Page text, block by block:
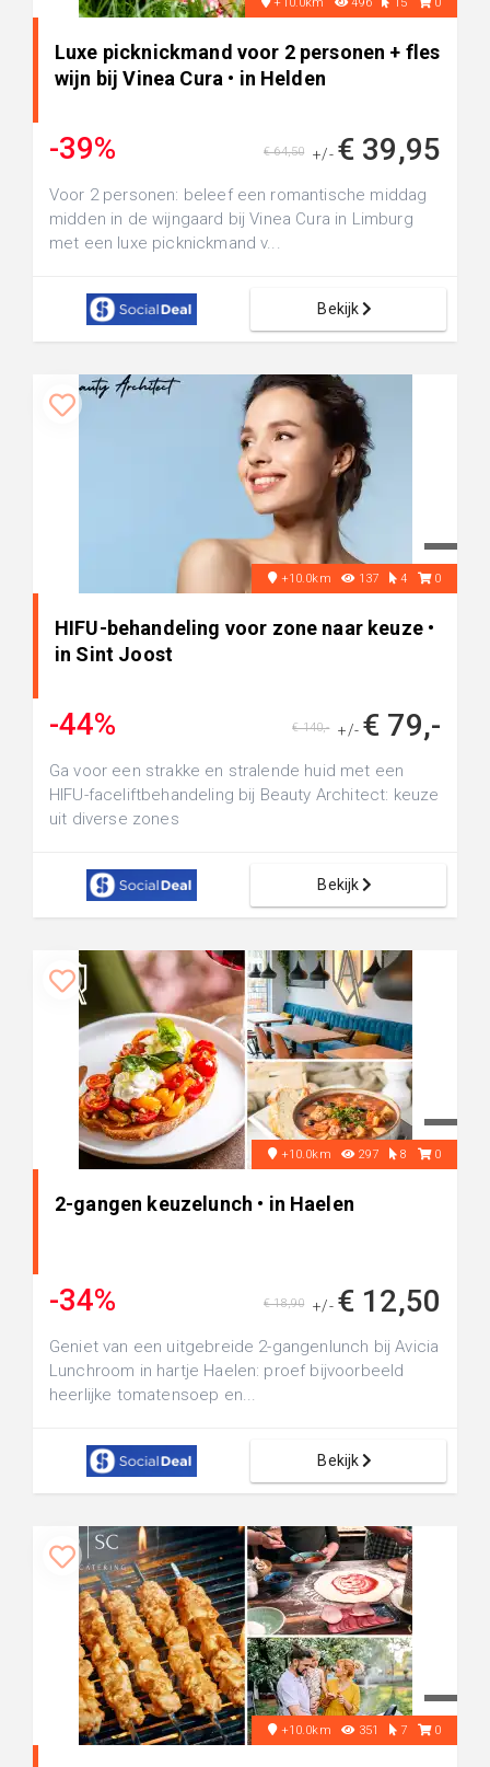
Luxe picknickmand voor 2 personen + fles
wijn bij Vinea Cura • in Helden
-39% +/- € 39,95
€ 64,50
Voor 2 personen: beleef een romantische middag
midden in de wijngaard bij Vinea Cura in Limburg
met een luxe picknickmand v...
Bekijk
+10.0km 137 4 0
HIFU-behandeling voor zone naar keuze •
in Sint Joost
-44% +/- € 79,-
€ 140,-
Ga voor een strakke en stralende huid met een
HIFU-faceliftbehandeling bij Beauty Architect: keuze
uit diverse zones
Bekijk
+10.0km 297 8 0
2-gangen keuzelunch • in Haelen
-34% +/- € 12,50
€ 18,90
Geniet van een uitgebreide 2-gangenlunch bij Avicia
Lunchroom in hartje Haelen: proef bijvoorbeeld
heerlijke tomatensoep en...
Bekijk
+10.0km 351 7 0